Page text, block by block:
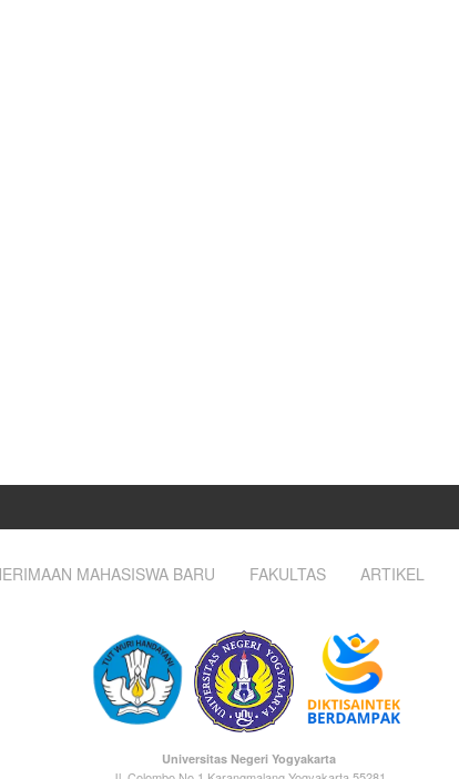
MAHASISWA BARU FAKULTAS ARTIKEL
Universitas Negeri Yogyakarta